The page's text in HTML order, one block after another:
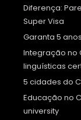
Diferença:
Super Visa
Garanta 5
Integração no
linguísticas
5 cidades do
Educação no
university